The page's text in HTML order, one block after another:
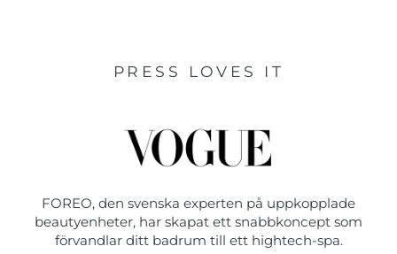
PRESS LOVES IT
FOREO, den svenska experten på uppkopplade
beautyenheter, har skapat ett snabbkoncept som
förvandlar ditt badrum till ett hightech-spa.